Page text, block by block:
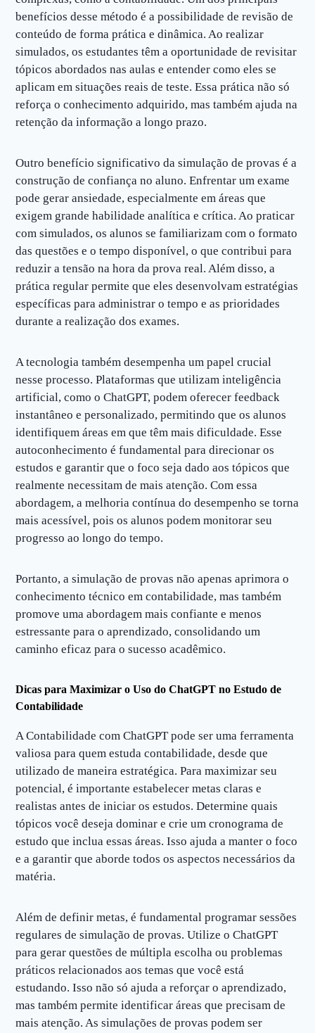
benefícios desse método é a possibilidade de revisão de
conteúdo de forma prática e dinâmica. Ao realizar
simulados, os estudantes têm a oportunidade de revisitar
tópicos abordados nas aulas e entender como eles se
aplicam em situações reais de teste. Essa prática não só
reforça o conhecimento adquirido, mas também ajuda na
retenção da informação a longo prazo.
Outro benefício significativo da simulação de provas é a
construção de confiança no aluno. Enfrentar um exame
pode gerar ansiedade, especialmente em áreas que
exigem grande habilidade analítica e crítica. Ao praticar
com simulados, os alunos se familiarizam com o formato
das questões e o tempo disponível, o que contribui para
reduzir a tensão na hora da prova real. Além disso, a
prática regular permite que eles desenvolvam estratégias
específicas para administrar o tempo e as prioridades
durante a realização dos exames.
A tecnologia também desempenha um papel crucial
nesse processo. Plataformas que utilizam inteligência
artificial, como o ChatGPT, podem oferecer feedback
instantâneo e personalizado, permitindo que os alunos
identifiquem áreas em que têm mais dificuldade. Esse
autoconhecimento é fundamental para direcionar os
estudos e garantir que o foco seja dado aos tópicos que
realmente necessitam de mais atenção. Com essa
abordagem, a melhoria contínua do desempenho se torna
mais acessível, pois os alunos podem monitorar seu
progresso ao longo do tempo.
Portanto, a simulação de provas não apenas aprimora o
conhecimento técnico em contabilidade, mas também
promove uma abordagem mais confiante e menos
estressante para o aprendizado, consolidando um
caminho eficaz para o sucesso acadêmico.
Dicas para Maximizar o Uso do ChatGPT no Estudo de
Contabilidade
A Contabilidade com ChatGPT pode ser uma ferramenta
valiosa para quem estuda contabilidade, desde que
utilizado de maneira estratégica. Para maximizar seu
potencial, é importante estabelecer metas claras e
realistas antes de iniciar os estudos. Determine quais
tópicos você deseja dominar e crie um cronograma de
estudo que inclua essas áreas. Isso ajuda a manter o foco
e a garantir que aborde todos os aspectos necessários da
matéria.
Além de definir metas, é fundamental programar sessões
regulares de simulação de provas. Utilize o ChatGPT
para gerar questões de múltipla escolha ou problemas
práticos relacionados aos temas que você está
estudando. Isso não só ajuda a reforçar o aprendizado,
mas também permite identificar áreas que precisam de
mais atenção. As simulações de provas podem ser